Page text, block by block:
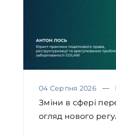
04 Серпня 2026
Зміни в сфері
огляд нового